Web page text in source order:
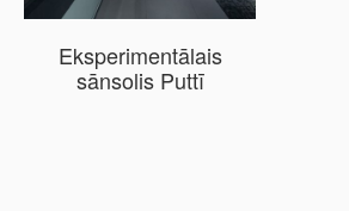
Eksperimentālais
sānsolis Puttī